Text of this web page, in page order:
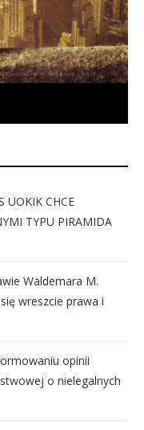
UOKIK CHCE
TYPU PIRAMIDA
Waldemara M.
wreszcie prawa i
opinii
o nielegalnych